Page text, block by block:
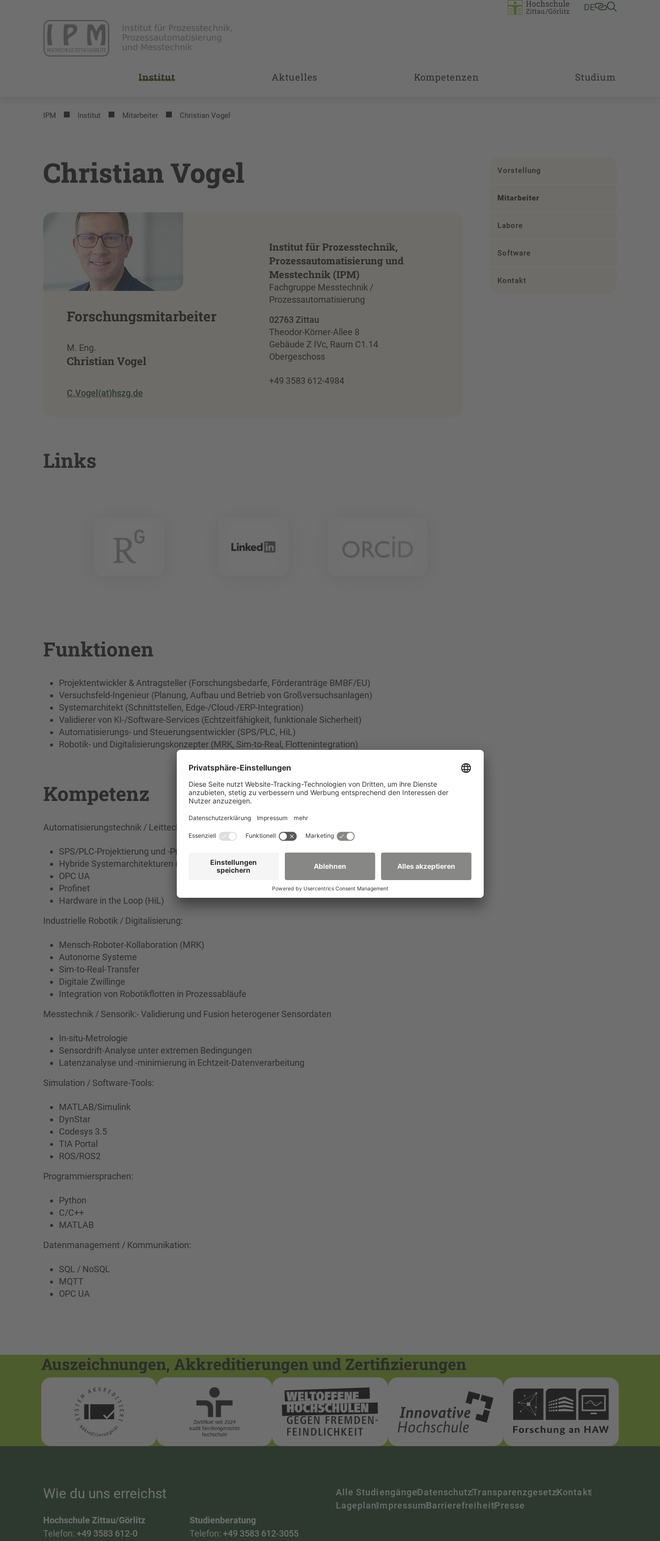
DE
Institut Aktuelles Kompetenzen Studium
IPM Institut Mitarbeiter Christian Vogel
Christian Vogel
Forschungsmitarbeiter
M. Eng.
Christian Vogel
C.Vogel(at)hszg.de
Institut für Prozesstechnik,
Prozessautomatisierung und
Messtechnik (IPM)
Fachgruppe Messtechnik /
Prozessautomatisierung
02763 Zittau
Theodor-Körner-Allee 8
Gebäude Z IVc, Raum C1.14
Obergeschoss
+49 3583 612-4984
Links
Funktionen
Projektentwickler & Antragsteller (Forschungsbedarfe, Förderanträge BMBF/EU)
Versuchsfeld-Ingenieur (Planung, Aufbau und Betrieb von Großversuchsanlagen)
Systemarchitekt (Schnittstellen, Edge-/Cloud-/ERP-Integration)
Validierer von KI-/Software-Services (Echtzeitfähigkeit, funktionale Sicherheit)
Automatisierungs- und Steuerungsentwickler (SPS/PLC, HiL)
Robotik- und Digitalisierungskonzepter (MRK, Sim-to-Real, Flottenintegration)
Kompetenz
Automatisierungstechnik / Leittechnik:
SPS/PLC-Projektierung und -Programmierung
Hybride Systemarchitekturen (Feldbus + High-Level-Frameworks)
OPC UA
Profinet
Hardware in the Loop (HiL)
Industrielle Robotik / Digitalisierung:
Mensch-Roboter-Kollaboration (MRK)
Autonome Systeme
Sim-to-Real-Transfer
Digitale Zwillinge
Integration von Robotikflotten in Prozessabläufe
Messtechnik / Sensorik:- Validierung und Fusion heterogener Sensordaten
In-situ-Metrologie
Sensordrift-Analyse unter extremen Bedingungen
Latenzanalyse und -minimierung in Echtzeit-Datenverarbeitung
Simulation / Software-Tools:
MATLAB/Simulink
DynStar
Codesys 3.5
TIA Portal
ROS/ROS2
Programmiersprachen:
Python
C/C++
MATLAB
Datenmanagement / Kommunikation:
SQL / NoSQL
MQTT
OPC UA
Vorstellung
Mitarbeiter
Labore
Software
Kontakt
Auszeichnungen, Akkreditierungen und Zertifizierungen
Wie du uns erreichst
Hochschule Zittau/Görlitz
Telefon: +49 3583 612-0
Studienberatung
Telefon: +49 3583 612-3055
Alle StudiengängeDatenschutzTransparenzgesetzKontakt
LageplanImpressumBarrierefreiheitPresse